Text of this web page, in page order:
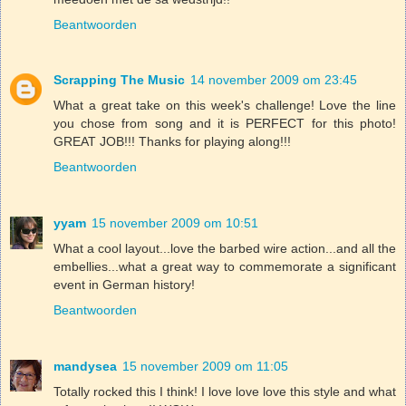
Beantwoorden
Scrapping The Music 14 november 2009 om 23:45
What a great take on this week's challenge! Love the line
you chose from song and it is PERFECT for this photo!
GREAT JOB!!! Thanks for playing along!!!
Beantwoorden
yyam 15 november 2009 om 10:51
What a cool layout...love the barbed wire action...and all the
embellies...what a great way to commemorate a significant
event in German history!
Beantwoorden
mandysea 15 november 2009 om 11:05
Totally rocked this I think! I love love love this style and what